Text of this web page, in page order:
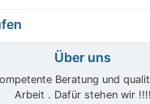
Über uns
Beratung und
Arbeit . Dafür stehen wir !!!!